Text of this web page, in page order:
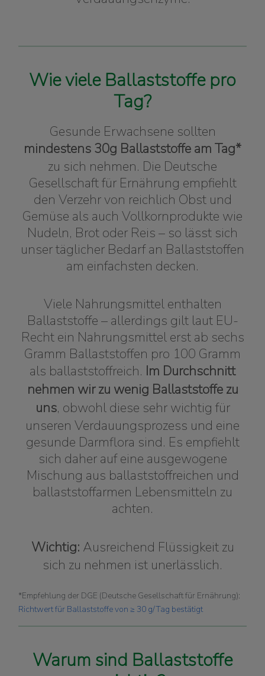
Wie viele Ballaststoffe pro
Tag?
Gesunde Erwachsene sollten
mindestens 30g Ballaststoffe am Tag*
zu sich nehmen. Die Deutsche
Gesellschaft für Ernährung empfiehlt
den Verzehr von reichlich Obst und
Gemüse als auch Vollkornprodukte wie
Nudeln, Brot oder Reis – so lässt sich
unser täglicher Bedarf an Ballaststoffen
am einfachsten decken.
Viele Nahrungsmittel enthalten
Ballaststoffe – allerdings gilt laut EU-
Recht ein Nahrungsmittel erst ab sechs
Gramm Ballaststoffen pro 100 Gramm
als ballaststoffreich. Im Durchschnitt
nehmen wir zu wenig Ballaststoffe zu
uns, obwohl diese sehr wichtig für
unseren Verdauungsprozess und eine
gesunde Darmflora sind. Es empfiehlt
sich daher auf eine ausgewogene
Mischung aus ballaststoffreichen und
ballaststoffarmen Lebensmitteln zu
achten.
Wichtig: Ausreichend Flüssigkeit zu
sich zu nehmen ist unerlässlich.
*Empfehlung der DGE (Deutsche Gesellschaft für Ernährung):
Richtwert für Ballaststoffe von ≥ 30 g/Tag bestätigt
Warum sind Ballaststoffe